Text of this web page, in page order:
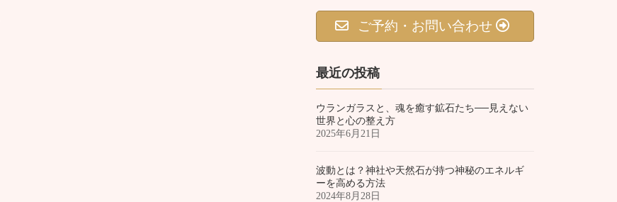
ご予約・お問い合わせ
最近の投稿
ウランガラスと、魂を癒す鉱石たち──見えない
世界と心の整え方
2025年6月21日
波動とは？神社や天然石が持つ神秘のエネルギ
ーを高める方法
2024年8月28日